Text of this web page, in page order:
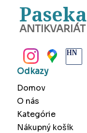
Paseka
ANTIKVARIÁT
Odkazy
Domov
O nás
Kategórie
Nákupný košík